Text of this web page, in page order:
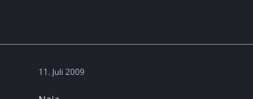
11. Juli 2009